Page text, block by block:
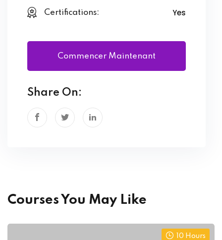
Certifications: Yes
Commencer Maintenant
Share On:
Courses You May Like
10 Hours